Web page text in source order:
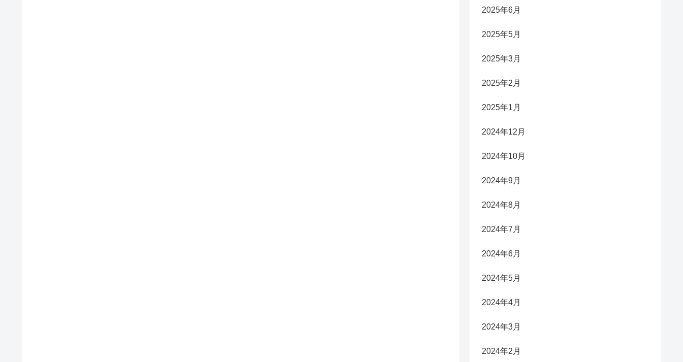
2025年6月
2025年5月
2025年3月
2025年2月
2025年1月
2024年12月
2024年10月
2024年9月
2024年8月
2024年7月
2024年6月
2024年5月
2024年4月
2024年3月
2024年2月